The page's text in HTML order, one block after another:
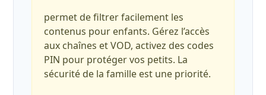
permet de filtrer facilement les
contenus pour enfants. Gérez l’accès
aux chaînes et VOD, activez des codes
PIN pour protéger vos petits. La
sécurité de la famille est une priorité.